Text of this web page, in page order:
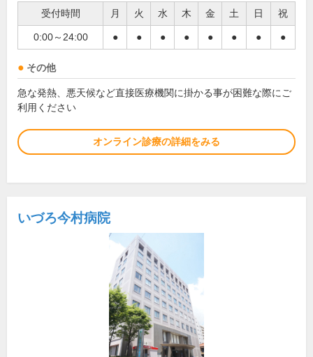
受付時間 月 火 水 木 金 土 日 祝
0:00～24:00 ● ● ● ● ● ● ● ●
その他
急な発熱、悪天候など直接医療機関に掛かる事が困難な際にご
利用ください
オンライン診療の詳細をみる
いづろ今村病院